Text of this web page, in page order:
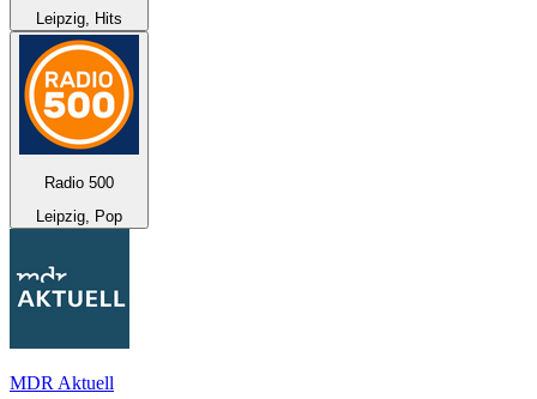
Leipzig, Hits
Radio 500
Leipzig, Pop
MDR Aktuell